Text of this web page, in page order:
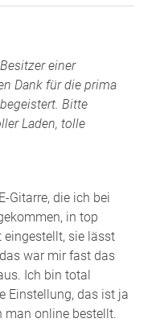
einer
Dank für die prima
Bitte
Laden, tolle
Gitarre, die ich bei
in top
sie lässt
war mir fast das
Ich bin total
Einstellung, das ist ja
man online bestellt.